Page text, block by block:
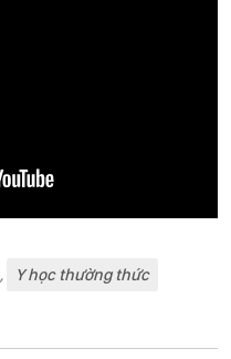
, Y học thường thức